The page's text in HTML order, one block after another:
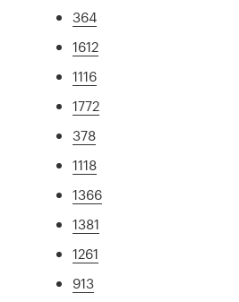
364
1612
1116
1772
378
1118
1366
1381
1261
913